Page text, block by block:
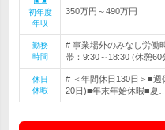
初年度
年収
350万円～490万円
勤務
時間
# 事業場外のみなし労働
帯：9:30～18:30 (休憩60
休日
休暇
# ＜年間休日130日＞■
20日)■年末年始休暇■夏…